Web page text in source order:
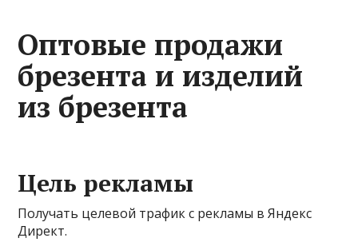
Оптовые продажи
брезента и изделий
из брезента
Цель рекламы
Получать целевой трафик с рекламы в Яндекс
Директ.